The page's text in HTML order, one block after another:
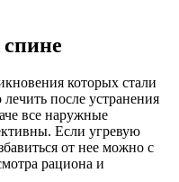
которых стали
после устранения
все наружные
Если угревую
от нее можно с
рациона и